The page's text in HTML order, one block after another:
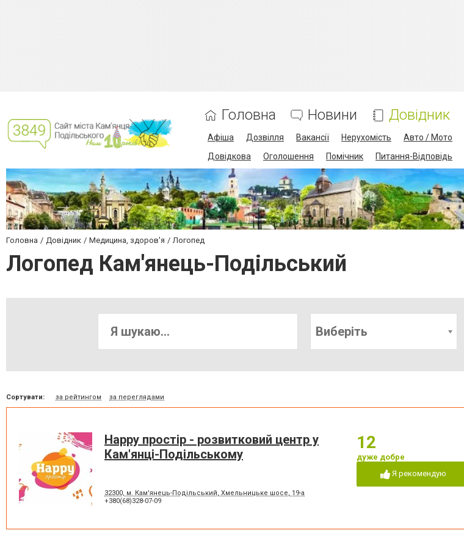
Головна Новини Довідник
Афіша Дозвілля Вакансії Нерухомість Авто / Мото
Довідкова
Оголошення Помічник Питання-Відповідь
Головна Довідник Медицина, здоров'я Логопед
Логопед Кам'янець-Подільський
Виберіть
Сортувати: за рейтингом за переглядами
Happy простір - розвитковий центр у
Кам'янці-Подільському
32300, м. Кам'янець-Подільський, Хмельницьке шосе, 19-а
+380(68)328-07-09
12
дуже добре
Я рекомендую